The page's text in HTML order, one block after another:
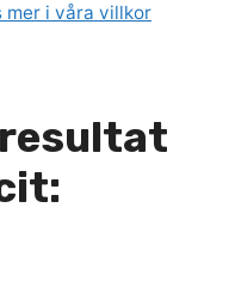
mer i våra villkor
resultat